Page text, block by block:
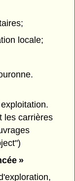
locale;
les carrières
»